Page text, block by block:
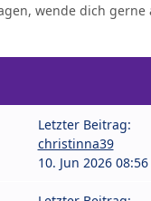
wende dich gerne
Letzter Beitrag:
christinna39
10. Jun 2026 08:56